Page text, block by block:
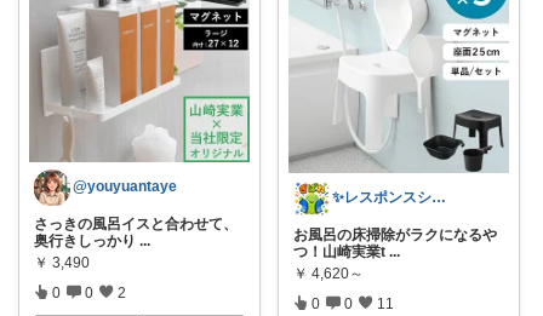
@youyuantaye
さっきの風呂イスと合わせて、
奥行きしっかり ...
￥ 3,490
0 0 2
✨レスポンスショップ21✨
お風呂の床掃除がラクになるや
つ！山崎実業t ...
￥ 4,620～
0 0 11